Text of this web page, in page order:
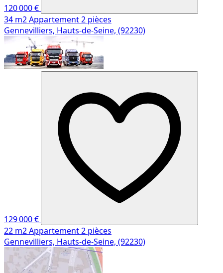
120 000 €
34 m2Appartement2 pièces
Gennevilliers, Hauts-de-Seine, (92230)
129 000 €
22 m2Appartement2 pièces
Gennevilliers, Hauts-de-Seine, (92230)